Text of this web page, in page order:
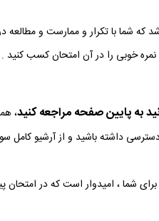
که شما با تکرار و ممارست و
نمره خوبی را در آن امتحان کسب کنید .
به پایین صفحه مراجعه کنید،
داشته باشید و از آرشیو کامل
شما ، امیدوار است که در